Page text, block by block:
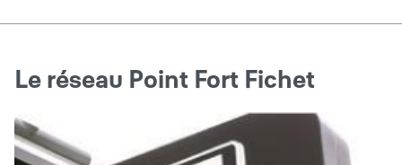
Le réseau Point Fort Fichet